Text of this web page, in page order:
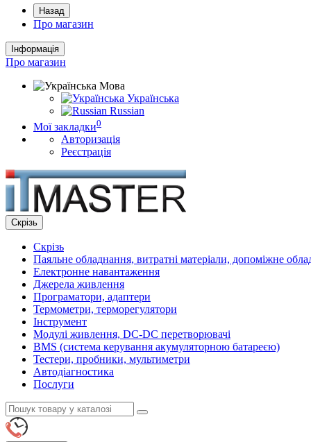
Назад
Про магазин
Інформація
Про магазин
Мова
Українська
Russian
Мої закладки0
Авторизація
Реєстрація
Скрізь
Скрізь
Паяльне обладнання, витратні матеріали, допоміжне
Електронне навантаження
Джерела живлення
Програматори, адаптери
Термометри, терморегулятори
Інструмент
Модулі живлення, DC-DC перетворювачі
BMS (система керування акумуляторною батареєю)
Тестери, пробники, мультиметри
Автодіагностика
Послуги